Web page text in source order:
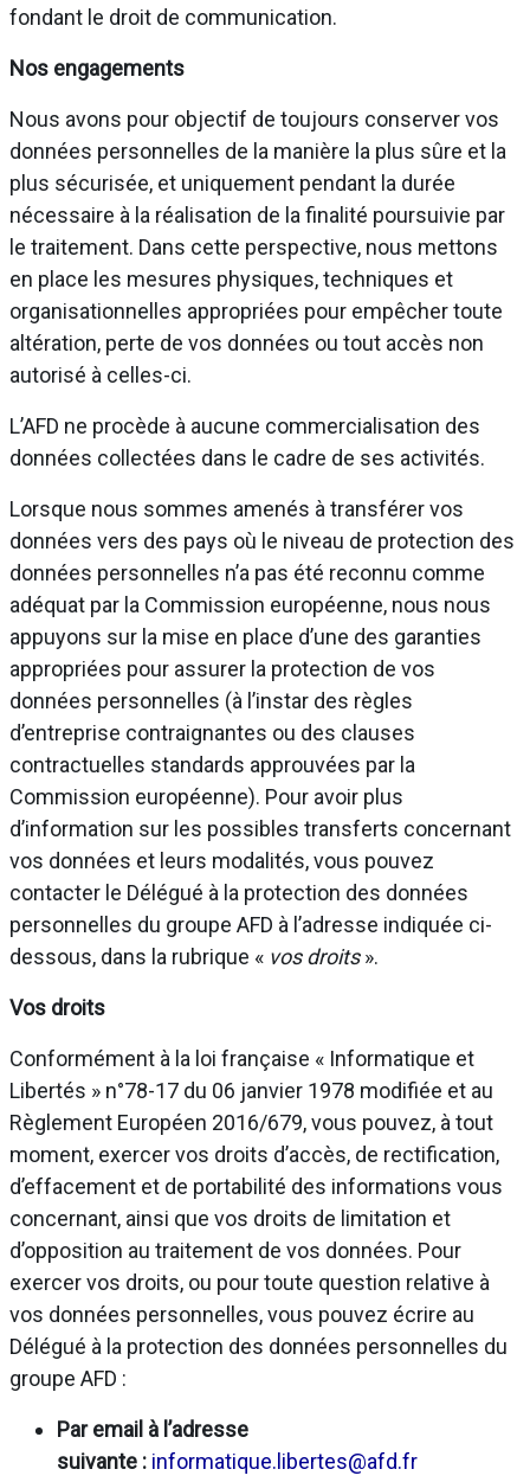
fondant le droit de communication.
Nos engagements
Nous avons pour objectif de toujours conserver vos
données personnelles de la manière la plus sûre et la
plus sécurisée, et uniquement pendant la durée
nécessaire à la réalisation de la finalité poursuivie par
le traitement. Dans cette perspective, nous mettons
en place les mesures physiques, techniques et
organisationnelles appropriées pour empêcher toute
altération, perte de vos données ou tout accès non
autorisé à celles-ci.
L’AFD ne procède à aucune commercialisation des
données collectées dans le cadre de ses activités.
Lorsque nous sommes amenés à transférer vos
données vers des pays où le niveau de protection des
données personnelles n’a pas été reconnu comme
adéquat par la Commission européenne, nous nous
appuyons sur la mise en place d’une des garanties
appropriées pour assurer la protection de vos
données personnelles (à l’instar des règles
d’entreprise contraignantes ou des clauses
contractuelles standards approuvées par la
Commission européenne). Pour avoir plus
d’information sur les possibles transferts concernant
vos données et leurs modalités, vous pouvez
contacter le Délégué à la protection des données
personnelles du groupe AFD à l’adresse indiquée ci-
dessous, dans la rubrique « vos droits».
Vos droits
Conformément à la loi française « Informatique et
Libertés » n°78-17 du 06 janvier 1978 modifiée et au
Règlement Européen 2016/679, vous pouvez, à tout
moment, exercer vos droits d’accès, de rectification,
d’effacement et de portabilité des informations vous
concernant, ainsi que vos droits de limitation et
d’opposition au traitement de vos données. Pour
exercer vos droits, ou pour toute question relative à
vos données personnelles, vous pouvez écrire au
Délégué à la protection des données personnelles du
groupe AFD :
Par email à l’adresse
suivante : informatique.libertes@afd.fr